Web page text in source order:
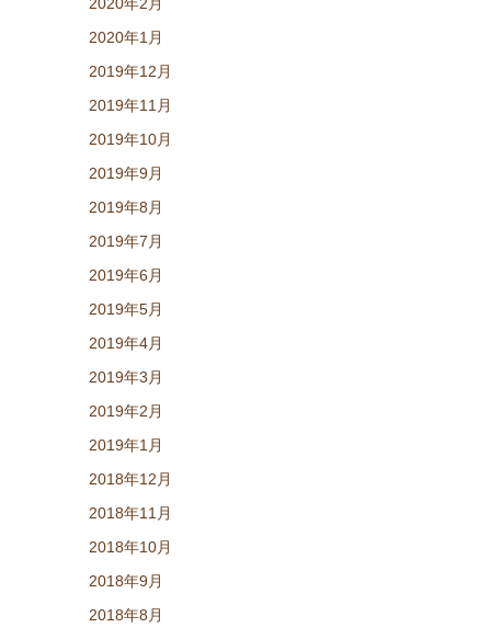
2020年1月
2019年12月
2019年11月
2019年10月
2019年9月
2019年8月
2019年7月
2019年6月
2019年5月
2019年4月
2019年3月
2019年2月
2019年1月
2018年12月
2018年11月
2018年10月
2018年9月
2018年8月